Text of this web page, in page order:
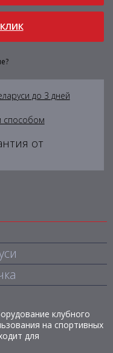
до 3 дней
способом
от
клубного
на спортивных
для